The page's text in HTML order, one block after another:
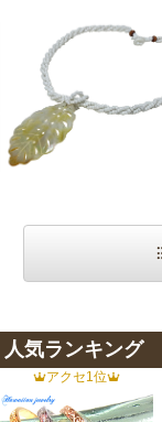
人気ランキング
アクセ1位